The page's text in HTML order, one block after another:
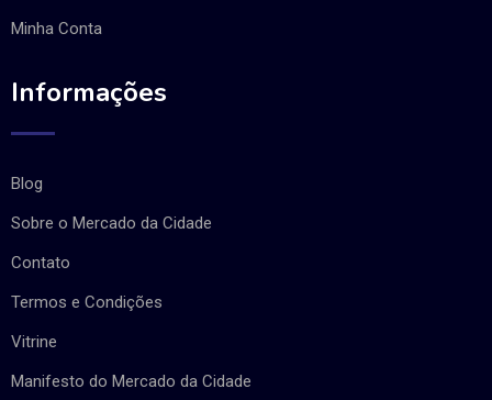
Minha Conta
Informações
Blog
Sobre o Mercado da Cidade
Contato
Termos e Condições
Vitrine
Manifesto do Mercado da Cidade